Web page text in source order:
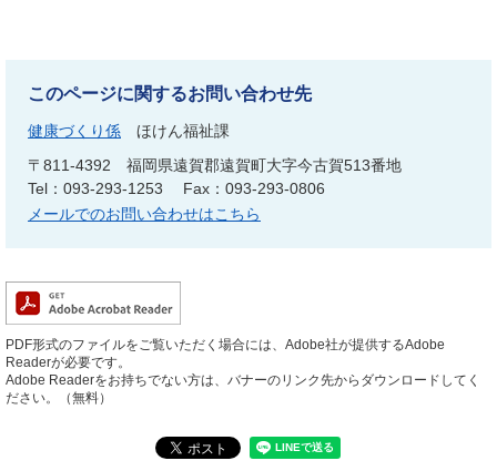
このページに関するお問い合わせ先
健康づくり係
ほけん福祉課
〒811-4392
福岡県遠賀郡遠賀町大字今古賀513番地
Tel：093-293-1253
Fax：093-293-0806
メールでのお問い合わせはこちら
PDF形式のファイルをご覧いただく場合には、Adobe社が提供するAdobe
Readerが必要です。
Adobe Readerをお持ちでない方は、バナーのリンク先からダウンロードしてく
ださい。（無料）